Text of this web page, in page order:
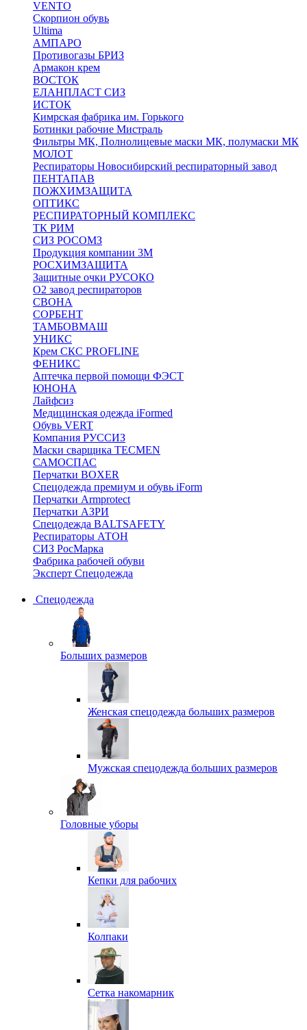
VENTO
Скорпион обувь
Ultima
АМПАРО
Противогазы БРИЗ
Армакон крем
ВОСТОК
ЕЛАНПЛАСТ СИЗ
ИСТОК
Кимрская фабрика им. Горького
Ботинки рабочие Мистраль
Фильтры МК, Полнолицевые маски МК, полумаски МК
МОЛОТ
Респираторы Новосибирский респираторный завод
ПЕНТАПАВ
ПОЖХИМЗАЩИТА
ОПТИКС
РЕСПИРАТОРНЫЙ КОМПЛЕКС
ТК РИМ
СИЗ РОСОМЗ
Продукция компании 3M
РОСХИМЗАЩИТА
Защитные очки РУСОКО
О2 завод респираторов
СВОНА
СОРБЕНТ
ТАМБОВМАШ
УНИКС
Крем СКС PROFLINE
ФЕНИКС
Аптечка первой помощи ФЭСТ
ЮНОНА
Лайфсиз
Медицинская одежда iFormed
Обувь VERT
Компания РУССИЗ
Маски сварщика TECMEN
САМОСПАС
Перчатки BOXER
Спецодежда премиум и обувь iForm
Перчатки Armprotect
Перчатки АЗРИ
Спецодежда BALTSAFETY
Респираторы АТОН
СИЗ РосМарка
Фабрика рабочей обуви
Эксперт Спецодежда
Спецодежда
Больших размеров
Женская спецодежда больших размеров
Мужская спецодежда больших размеров
Головные уборы
Кепки для рабочих
Колпаки
Сетка накомарник